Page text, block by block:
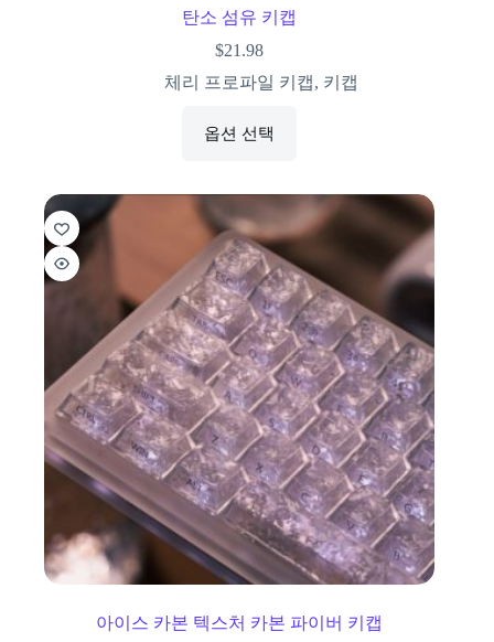
탄소 섬유 키캡
$21.98
체리 프로파일 키캡, 키캡
옵션 선택
아이스 카본 텍스처 카본 파이버 키캡